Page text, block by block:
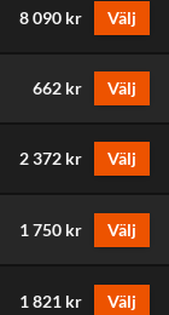
8 090 kr Välj
662 kr Välj
2 372 kr Välj
1 750 kr Välj
1 821 kr Välj